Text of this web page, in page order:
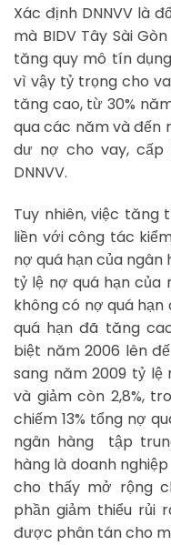
Xác định DNNVV là
mà BIDV Tây Sài
tăng quy mô tín
vì vậy tỷ trọng cho
tăng cao, từ 30%
qua các năm và đến
dư nợ cho vay, cấp
DNNVV.
Tuy nhiên, việc tăng
liền với công tác
nợ quá hạn của
tỷ lệ nợ quá hạn của
không có nợ quá hạn
quá hạn đã tăng
biệt năm 2006 lên
sang năm 2009 tỷ
và giảm còn 2,8%,
chiếm 13% tổng nợ
ngân hàng tập
hàng là doanh
cho thấy mở rộng
phần giảm thiểu rủi
được phân tán cho